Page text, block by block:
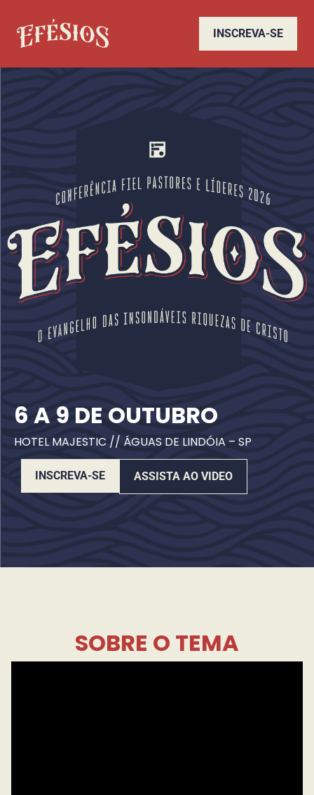
INSCREVA-SE
6 A 9 DE OUTUBRO
HOTEL MAJESTIC // ÁGUAS DE LINDÓIA – SP
INSCREVA-SE ASSISTA AO VIDEO
SOBRE O TEMA